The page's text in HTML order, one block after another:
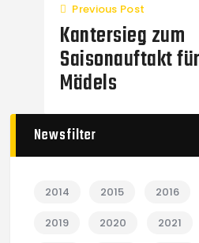
Previous Post
Kantersieg zum
Saisonauftakt
Mädels
Newsfilter
2014 2015 2016
2019 2020 2021